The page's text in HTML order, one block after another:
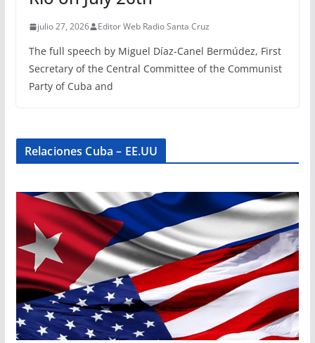
julio 27, 2026 Editor Web Radio Santa Cruz
The full speech by Miguel Díaz-Canel Bermúdez, First
Secretary of the Central Committee of the Communist
Party of Cuba and
Relaciones Cuba – EE.UU